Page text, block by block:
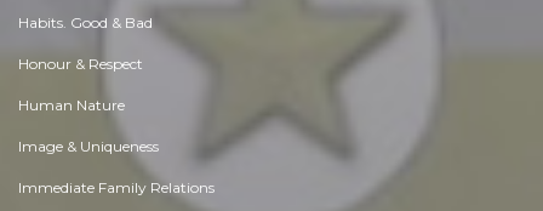
Habits. Good & Bad
Honour & Respect
Human Nature
Image & Uniqueness
Immediate Family Relations